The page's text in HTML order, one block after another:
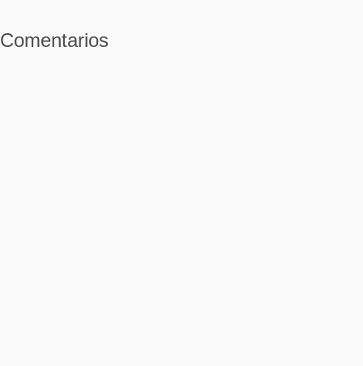
Comentarios